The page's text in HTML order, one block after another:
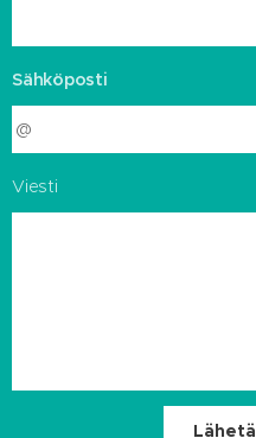
Sähköposti
Viesti
Lähetä